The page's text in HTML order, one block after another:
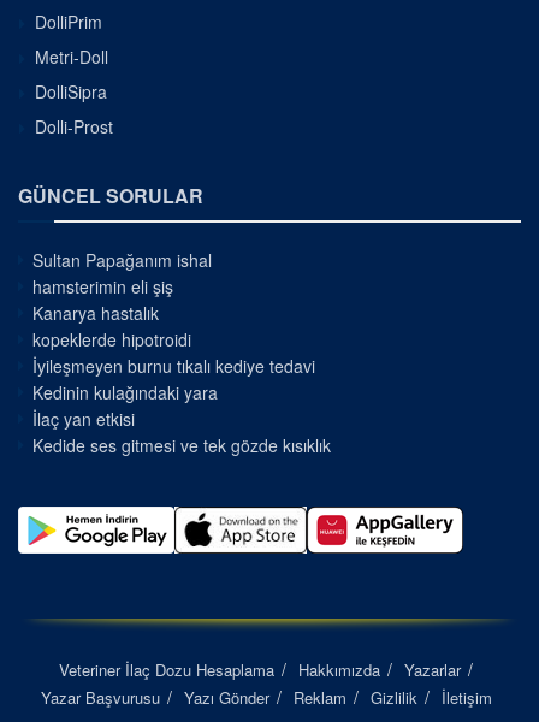
DolliPrim
Metri-Doll
DolliSipra
Dolli-Prost
GÜNCEL SORULAR
Sultan Papağanım ishal
hamsterimin eli şiş
Kanarya hastalık
kopeklerde hipotroidi
İyileşmeyen burnu tıkalı kediye tedavi
Kedinin kulağındaki yara
İlaç yan etkisi
Kedide ses gitmesi ve tek gözde kısıklık
Veteriner İlaç Dozu Hesaplama Hakkımızda
Yazarlar
Yazar Başvurusu
Yazı Gönder Reklam Gizlilik İletişim